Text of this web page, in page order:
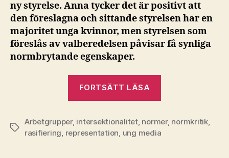
ny styrelse. Anna tycker det är positivt att
den föreslagna och sittande styrelsen har en
majoritet unga kvinnor, men styrelsen som
föreslås av valberedelsen påvisar få synliga
normbrytande egenskaper.
FORTSÄTT LÄSA
Etiketter
Arbetgrupper, intersektionalitet, normer, normkritik,
rasifiering representation ung media